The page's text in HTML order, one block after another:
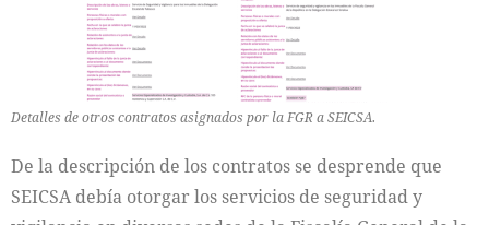
Detalles de otros contratos asignados por la FGR a SEICSA.
De la descripción de los contratos se desprende que
SEICSA debía otorgar los servicios de seguridad y